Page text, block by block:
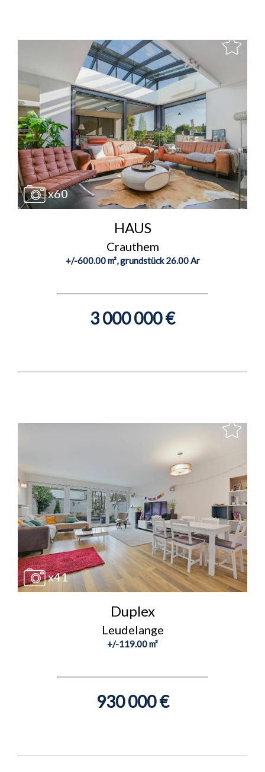
x60
HAUS
Crauthem
+/-600.00 m², grundstück 26.00 Ar
3 000 000 €
x41
Duplex
Leudelange
+/-119.00 m²
930 000 €